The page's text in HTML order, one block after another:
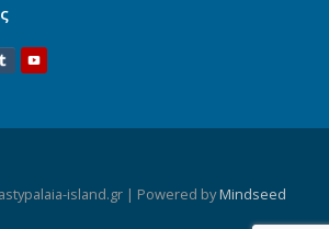
island.gr | Powered byMindseed